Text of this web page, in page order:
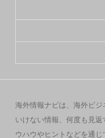
海外情報ナビは、海外ビ
いけない情報、何度も見
ウハウやヒントなどを通じ